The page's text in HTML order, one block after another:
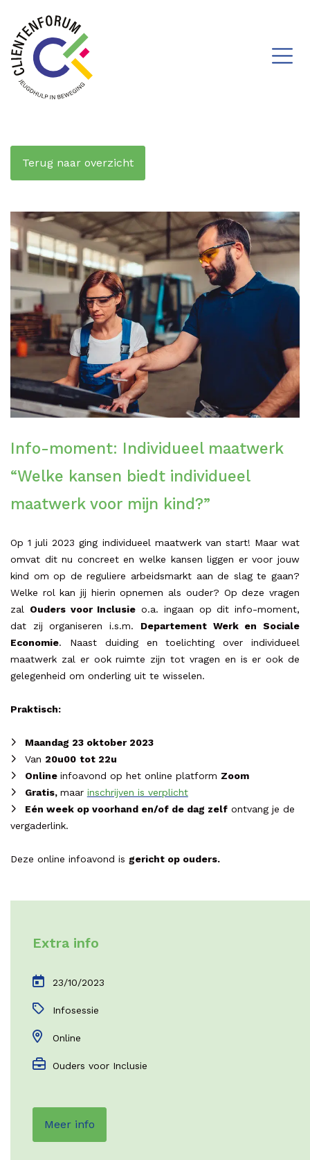
Terug naar overzicht
Info-moment: Individueel maatwerk
“Welke kansen biedt individueel
maatwerk voor mijn kind?”
Op 1 juli 2023 ging individueel maatwerk van start! Maar wat
omvat dit nu concreet en welke kansen liggen er voor jouw
kind om op de reguliere arbeidsmarkt aan de slag te gaan?
Welke rol kan jij hierin opnemen als ouder? Op deze vragen
zal Ouders voor Inclusie o.a. ingaan op dit info-moment,
dat zij organiseren i.s.m. Departement Werk en Sociale
Economie. Naast duiding en toelichting over individueel
maatwerk zal er ook ruimte zijn tot vragen en is er ook de
gelegenheid om onderling uit te wisselen.
Praktisch:
Maandag 23 oktober 2023
Van 20u00 tot 22u
Online infoavond op het online platform Zoom
Gratis, maar inschrijven is verplicht
Eén week op voorhand en/of de dag zelfontvang je de
vergaderlink.
Deze online infoavond is gericht op ouders.
Extra info
23/10/2023
Infosessie
Online
Ouders voor Inclusie
Meer info